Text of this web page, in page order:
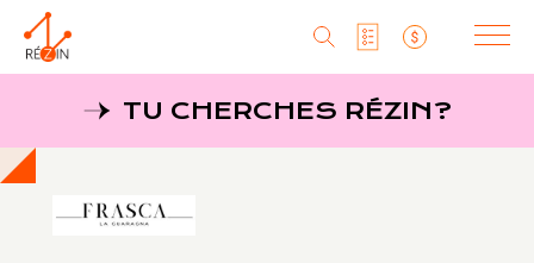
Aller
au
Produits
Producteurs
MagaZine
Liste titulaires
TU CHERCHES RÉZIN?